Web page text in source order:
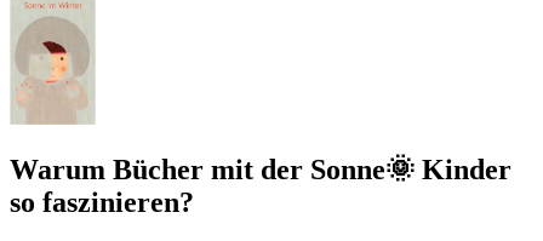
Warum Bücher mit der Sonne🌞 Kinder
so faszinieren?